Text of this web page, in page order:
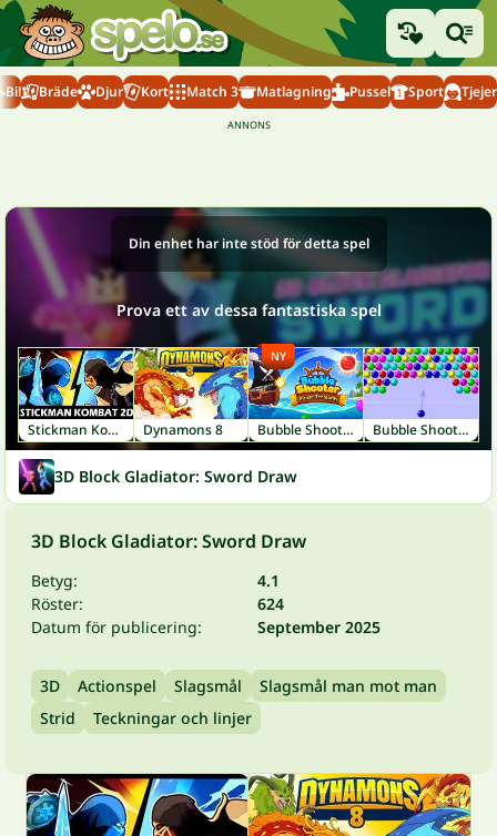
Bil Bräde Djur Kort Match 3 Matlagning Pussel Sport Tjejer
Din enhet har inte stöd för detta spel
Prova ett av dessa fantastiska spel
Stickman Kombat 2D Dynamons 8 Bubble Shooter: Pirate Treasures
NY
Bubble Shooter
3D Block Gladiator: Sword Draw
3D Block Gladiator: Sword Draw
Betyg:
4.1
Röster:
624
Datum för publicering:
September 2025
3D Actionspel Slagsmål
Slagsmål man mot man
Strid
Teckningar och linjer